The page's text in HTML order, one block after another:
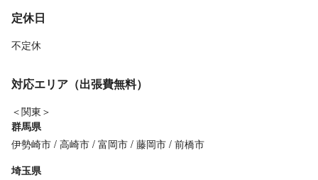
定休日
不定休
対応エリア（出張費無料）
＜関東＞
群馬県
伊勢崎市 高崎市 富岡市 藤岡市 前橋市
埼玉県